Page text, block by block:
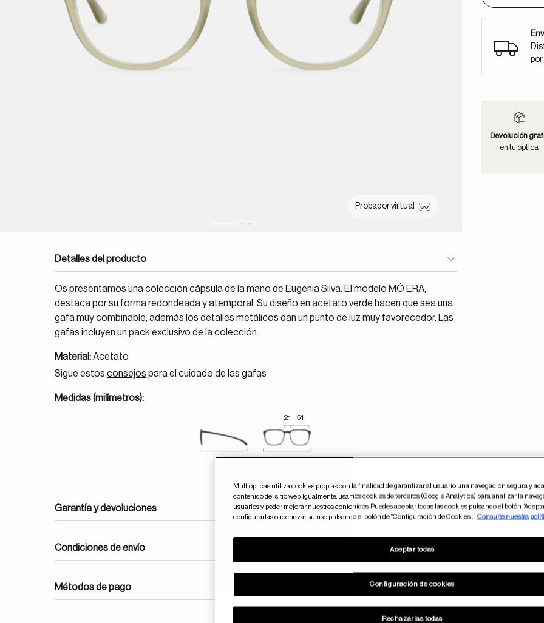
Probador virtual
Detalles del producto
Os presentamos una colección cápsula de la mano de Eugenia Silva. El modelo MÓ ERA,
destaca por su forma redondeada y atemporal. Su diseño en acetato verde hacen que sea una
gafa muy combinable; además los detalles metálicos dan un punto de luz muy favorecedor. Las
gafas incluyen un pack exclusivo de la colección.
Material:Acetato
Sigue estosconsejos para el cuidado de las gafas
Medidas (milímetros):
21 51
140
Garantía y devoluciones
Condiciones de envío
Métodos de pago
Devolución
en tu óptica
Multiópticas utiliza cookies propias con la finalidad de garantizar al usuario una navegación segura y
contenido del sitio web. Igualmente, usamos cookies de terceros (Google Analytics) para analizar la
usuarios y poder mejorar nuestros contenidos. Puedes aceptar todas las cookies pulsando el botón
configurarlas o rechazar su uso pulsando el botón de “Configuración de Cookies”.
Consulte nuestra
Configuración de cookies
Rechazarlas todas
Aceptar todas